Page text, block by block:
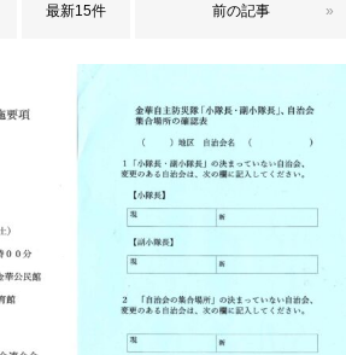
最新15件 前の記事 »